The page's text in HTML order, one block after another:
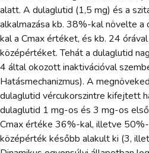
alatt. A dulaglutid (1,5 mg) és a
alkalmazása kb. 38%-kal növelte
kal a Cmax értéket, és kb. 24
középértéket. Tehát a dulaglutid
4 által okozott inaktivációval
Hatásmechanizmus). A
dulaglutid vércukorszintre kifejtett
dulaglutid 1 mg-os és 3 mg-os
Cmax értéke 36%-kal, illetve
középérték később alakult ki (3,